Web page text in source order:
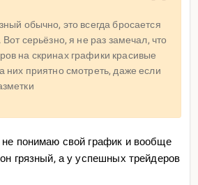
обычно, это всегда бросается
Вот серьёзно, я не раз замечал, что
на скринах графики красивые
них приятно смотреть, даже если
понимаю свой график и вообще
грязный, а у успешных трейдеров